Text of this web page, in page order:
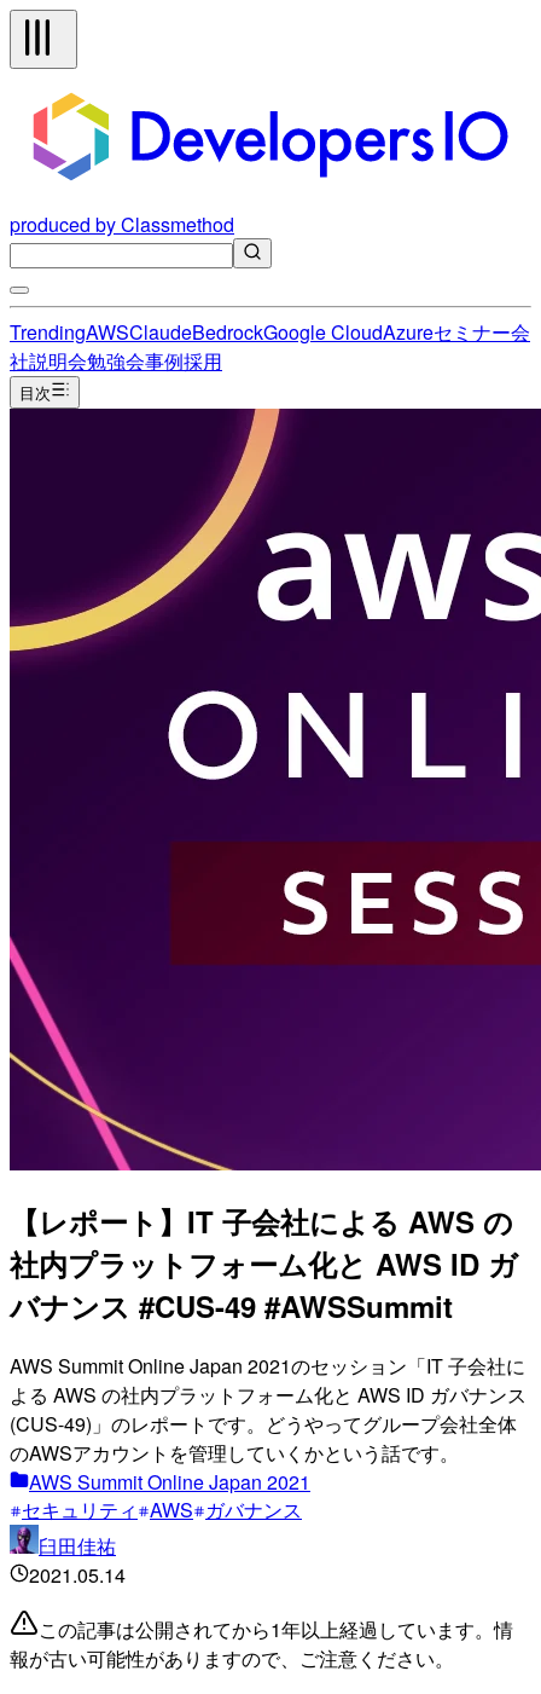
produced by Classmethod
TrendingAWSClaudeBedrockGoogle CloudAzureセミナー会
社説明会勉強会事例採用
目次
【レポート】IT 子会社による AWS の
社内プラットフォーム化と AWS ID ガ
バナンス #CUS-49 #AWSSummit
AWS Summit Online Japan 2021のセッション「IT 子会社に
よる AWS の社内プラットフォーム化と AWS ID ガバナンス
(CUS-49)」のレポートです。どうやってグループ会社全体
のAWSアカウントを管理していくかという話です。
AWS Summit Online Japan 2021
セキュリティ AWS ガバナンス
臼田佳祐
2021.05.14
この記事は公開されてから1年以上経過しています。情
報が古い可能性がありますので、ご注意ください。